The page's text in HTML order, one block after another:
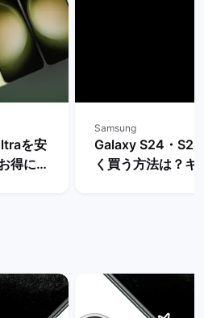
を安
得に購
Samsung
Galaxy S24・
く買う方法は？キ